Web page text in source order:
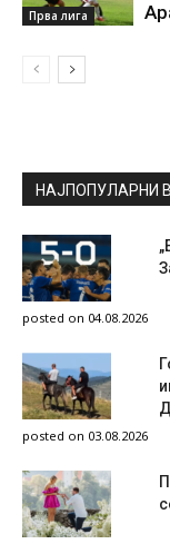
Прва лига
НАЈПОПУЛАРНИ
posted on 04.08.2026
posted on 03.08.2026